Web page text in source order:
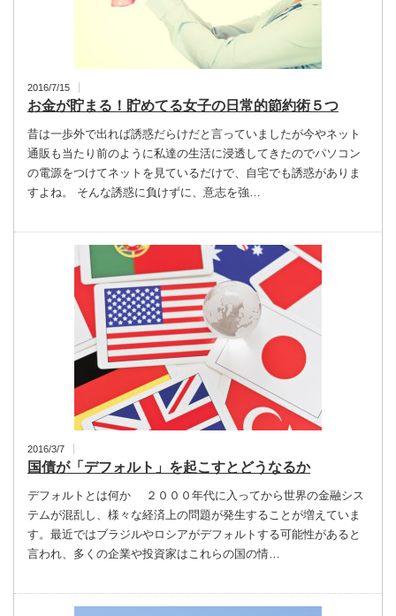
2016/7/15
お金が貯まる！貯めてる女子の日常的節約術５つ
昔は一歩外で出れば誘惑だらけだと言っていましたが今やネット
通販も当たり前のように私達の生活に浸透してきたのでパソコン
の電源をつけてネットを見ているだけで、自宅でも誘惑がありま
すよね。 そんな誘惑に負けずに、意志を強…
2016/3/7
国債が「デフォルト」を起こすとどうなるか
デフォルトとは何か ２０００年代に入ってから世界の金融シス
テムが混乱し、様々な経済上の問題が発生することが増えていま
す。最近ではブラジルやロシアがデフォルトする可能性があると
言われ、多くの企業や投資家はこれらの国の情…